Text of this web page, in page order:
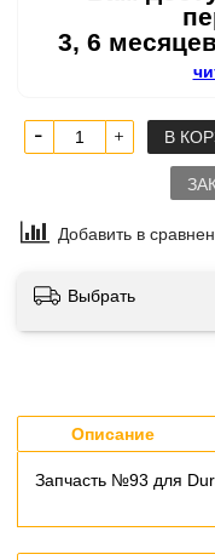
3, 6
В
Добавить в
Выбрать
Описание
Запчасть №93 для